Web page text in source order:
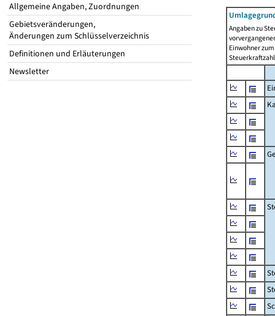
Allgemeine Angaben, Zuordnungen
Gebietsveränderungen,
Änderungen zum Schlüsselverzeichnis
Definitionen und Erläuterungen
Newsletter
Angaben zu
Einwohner